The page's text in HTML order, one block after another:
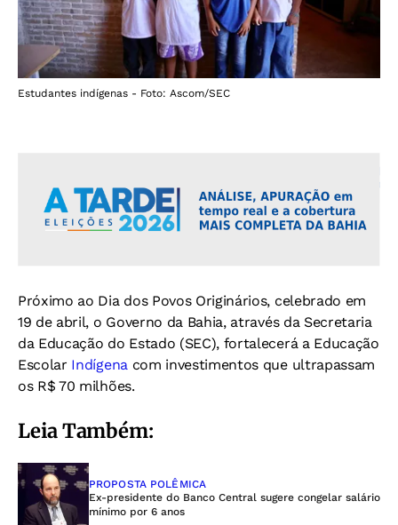
Estudantes indígenas - Foto: Ascom/SEC
Próximo ao Dia dos Povos Originários, celebrado em
19 de abril, o Governo da Bahia, através da Secretaria
da Educação do Estado (SEC), fortalecerá a Educação
Escolar Indígena com investimentos que ultrapassam
os R$ 70 milhões.
Leia Também:
PROPOSTA POLÊMICA
Ex-presidente do Banco Central sugere congelar salário
mínimo por 6 anos